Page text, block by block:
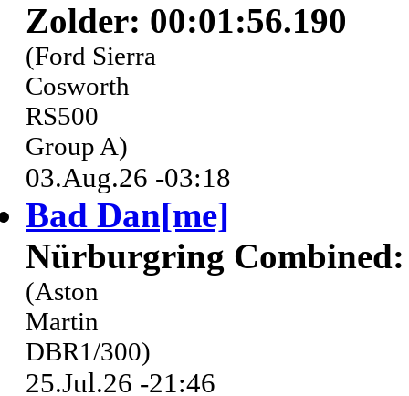
Zolder: 00:01:56.190
(Ford Sierra
Cosworth
RS500
Group A)
03.Aug.26 -03:18
Bad Dan[me]
Nürburgring Combined:
(Aston
Martin
DBR1/300)
25.Jul.26 -21:46